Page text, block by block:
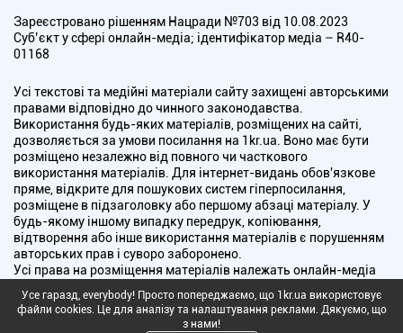
Зареєстровано рішенням Нацради №703 від 10.08.2023
Cуб’єкт у сфері онлайн-медіа; ідентифікатор медіа – R40-
01168
Усі текстові та медійні матеріали сайту захищені авторськими
правами відповідно до чинного законодавства.
Використання будь-яких матеріалів, розміщених на сайті,
дозволяється за умови посилання на 1kr.ua. Воно має бути
розміщено незалежно від повного чи часткового
використання матеріалів. Для інтернет-видань обов'язкове
пряме, відкрите для пошукових систем гіперпосилання,
розміщене в підзаголовку або першому абзаці матеріалу. У
будь-якому іншому випадку передрук, копіювання,
відтворення або інше використання матеріалів є порушенням
авторських прав і суворо заборонено.
Усі права на розміщення матеріалів належать онлайн-медіа
"Перший Криворізький". Медіа зареєстроване Національною
радою України з питань телебачення і радіомовлення.
Усе гаразд, everybody! Просто попереджаємо, що 1kr.ua використовує
файли cookies. Це для аналізу та налаштування реклами. Дякуємо, що
з нами!